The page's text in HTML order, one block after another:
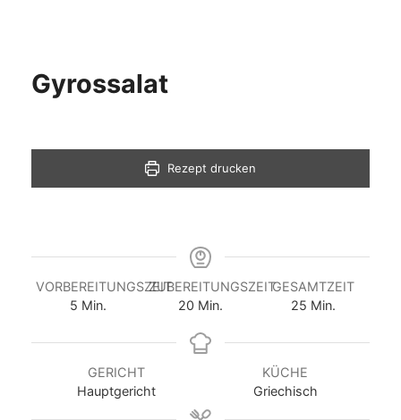
Gyrossalat
Rezept drucken
VORBEREITUNGSZEIT
5 Min.
ZUBEREITUNGSZEIT
20 Min.
GESAMTZEIT
25 Min.
GERICHT
Hauptgericht
KÜCHE
Griechisch